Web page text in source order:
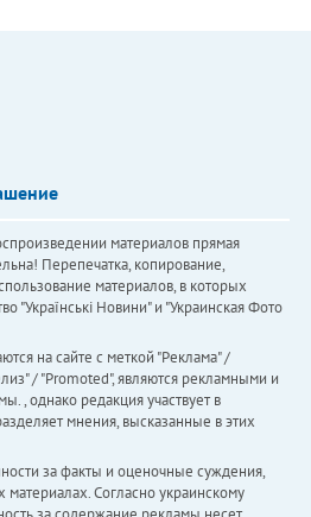
материалов прямая
Перепечатка, копирование,
материалов, в которых
"Українськi Новини" и "Украинская Фото
на сайте с меткой "Реклама" /
/ "Promoted", являются рекламными и
, однако редакция участвует в
мнения, высказанные в этих
за факты и оценочные суждения,
Согласно украинскому